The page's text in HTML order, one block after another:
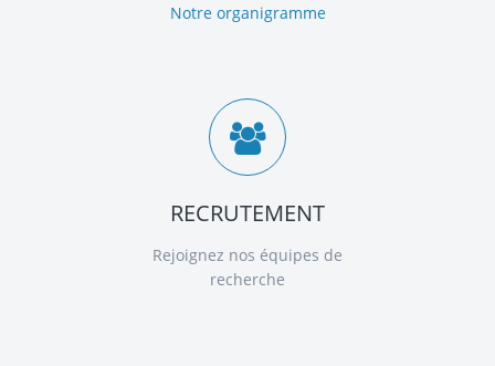
Notre organigramme
RECRUTEMENT
Rejoignez nos équipes de
recherche